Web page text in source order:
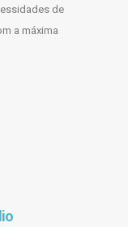
de
a máxima